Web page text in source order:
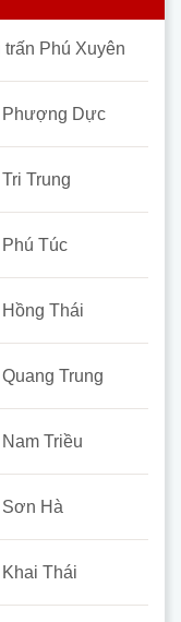
trấn Phú Xuyên
Phượng Dực
Trung
Túc
Thái
Trung
Triều
Sơn Hà
Thái